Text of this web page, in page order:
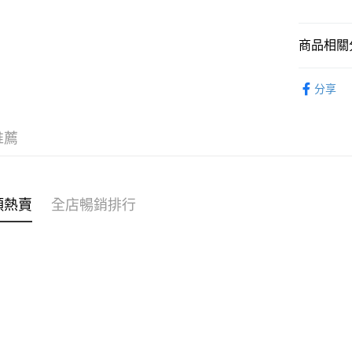
商品相關
分享
薦
賣 全店暢銷排行